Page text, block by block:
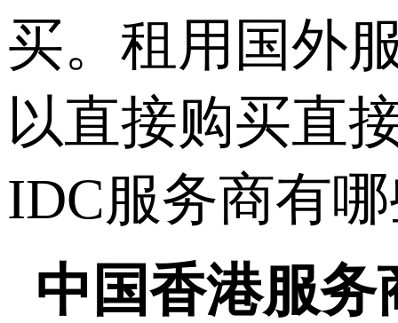
买。租用国外
以直接购买直
IDC服务商有
中国香港服务